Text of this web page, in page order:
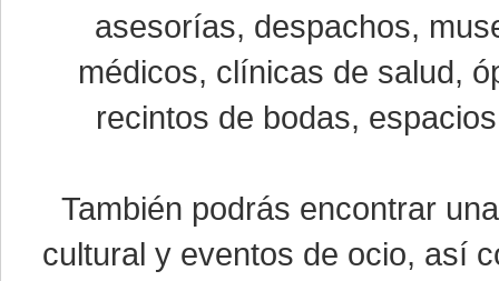
asesorías, despachos,
médicos, clínicas de salud,
recintos de bodas,
También podrás encontrar
cultural y eventos de ocio, así